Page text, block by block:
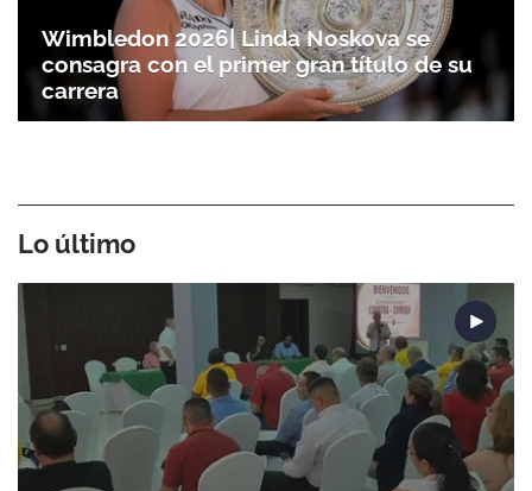
Wimbledon 2026| Linda Noskova se
consagra con el primer gran título de su
carrera
Lo último